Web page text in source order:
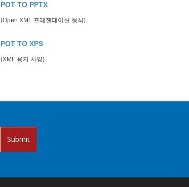
POT TO PPTX
(Open XML 프레젠테이션 형식)
POT TO XPS
(XML 용지 사양)
Submit